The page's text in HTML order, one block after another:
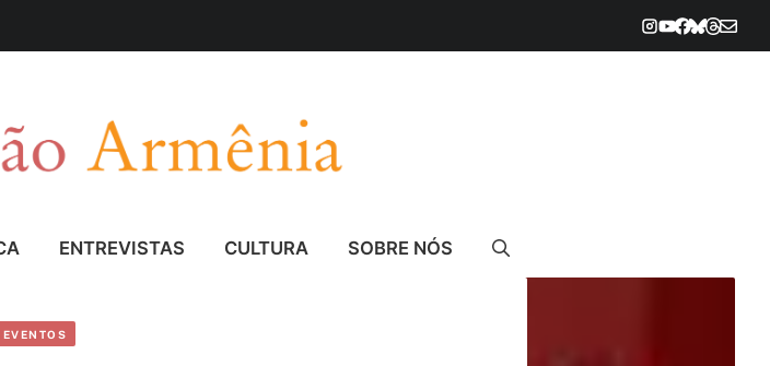
ENTREVISTAS CULTURA SOBRE NÓS
EVENTOS